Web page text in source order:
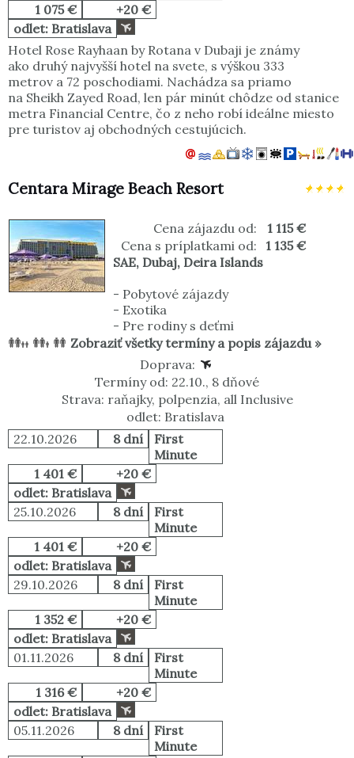
1 075 €
+20 €
odlet: Bratislava
Hotel Rose Rayhaan by Rotana v Dubaji je známy
ako druhý najvyšší hotel na svete, s výškou 333
metrov a 72 poschodiami. Nachádza sa priamo
na Sheikh Zayed Road, len pár minút chôdze od stanice
metra Financial Centre, čo z neho robí ideálne miesto
pre turistov aj obchodných cestujúcich.
Centara Mirage Beach Resort
Cena zájazdu od:
1 115 €
Cena s príplatkami od:
1 135 €
SAE, Dubaj, Deira Islands
- Pobytové zájazdy
- Exotika
- Pre rodiny s deťmi
Zobraziť všetky termíny a popis zájazdu »
Doprava:
Termíny od: 22.10., 8 dňové
Strava: raňajky, polpenzia, all Inclusive
odlet: Bratislava
22.10.2026
8 dní
First
Minute
1 401 €
+20 €
odlet: Bratislava
25.10.2026
8 dní
First
Minute
1 401 €
+20 €
odlet: Bratislava
29.10.2026
8 dní
First
Minute
1 352 €
+20 €
odlet: Bratislava
01.11.2026
8 dní
First
Minute
1 316 €
+20 €
odlet: Bratislava
05.11.2026
8 dní
First
Minute